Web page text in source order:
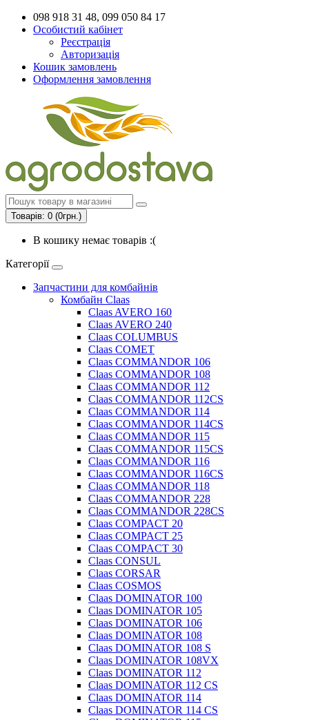
098 918 31 48, 099 050 84 17
Особистий кабінет
Реєстрація
Авторизація
Кошик замовлень
Оформлення замовлення
Товарів: 0 (0грн.)
В кошику немає товарів :(
Категорії
Запчастини для комбайнів
Комбайн Claas
Claas AVERO 160
Claas AVERO 240
Claas COLUMBUS
Claas COMET
Claas COMMANDOR 106
Claas COMMANDOR 108
Claas COMMANDOR 112
Claas COMMANDOR 112CS
Claas COMMANDOR 114
Claas COMMANDOR 114CS
Claas COMMANDOR 115
Claas COMMANDOR 115CS
Claas COMMANDOR 116
Claas COMMANDOR 116CS
Claas COMMANDOR 118
Claas COMMANDOR 228
Claas COMMANDOR 228CS
Claas COMPACT 20
Claas COMPACT 25
Claas COMPACT 30
Claas CONSUL
Claas CORSAR
Claas COSMOS
Claas DOMINATOR 100
Claas DOMINATOR 105
Claas DOMINATOR 106
Claas DOMINATOR 108
Claas DOMINATOR 108 S
Claas DOMINATOR 108VX
Claas DOMINATOR 112
Claas DOMINATOR 112 CS
Claas DOMINATOR 114
Claas DOMINATOR 114 CS